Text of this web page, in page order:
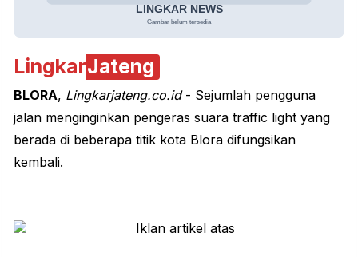
LingkarJateng
BLORA, Lingkarjateng.co.id- Sejumlah pengguna
jalan menginginkan pengeras suara traffic light yang
berada di beberapa titik kota Blora difungsikan
kembali.